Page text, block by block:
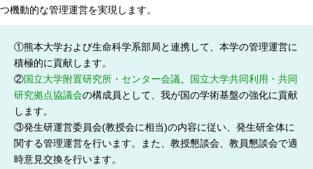
つ機動的な管理運営を実現します。
①熊本大学および生命科学系部局と連携して、本学の管理運営に
積極的に貢献します。
②国立大学附置研究所・センター会議
国立大学共同利用・共同
研究拠点協議会の構成員として、我が国の学術基盤の強化に貢献
します。
③発生研運営委員会(教授会に相当)の内容に従い、発生研全体に
関する管理運営を行います。また、教授懇談会、教員懇談会で適
時意見交換を行います。